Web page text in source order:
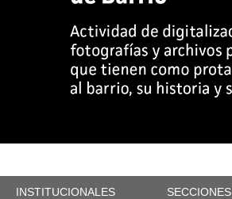
INSTITUCIONALES SECCIONES